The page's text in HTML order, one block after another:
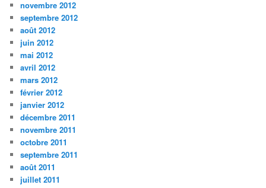
novembre 2012
septembre 2012
août 2012
juin 2012
mai 2012
avril 2012
mars 2012
février 2012
janvier 2012
décembre 2011
novembre 2011
octobre 2011
septembre 2011
août 2011
juillet 2011